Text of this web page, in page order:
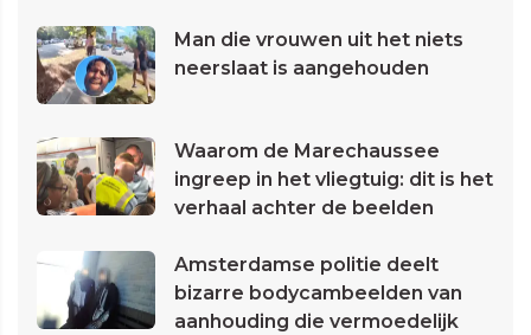
Man die vrouwen uit het niets
neerslaat is aangehouden
Waarom de Marechaussee
ingreep in het vliegtuig: dit is het
verhaal achter de beelden
Amsterdamse politie deelt
bizarre bodycambeelden van
aanhouding die vermoedelijk